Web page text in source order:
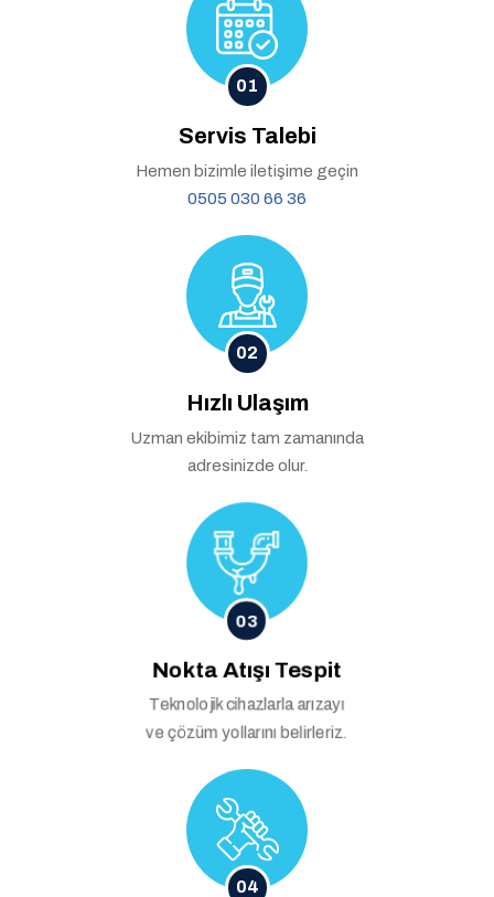
01
Servis Talebi
Hemen bizimle iletişime geçin
0505 030 66 36
02
Hızlı Ulaşım
Uzman ekibimiz tam zamanında
adresinizde olur.
03
Nokta Atışı Tespit
Teknolojik cihazlarla arızayı
ve çözüm yollarını belirleriz.
04